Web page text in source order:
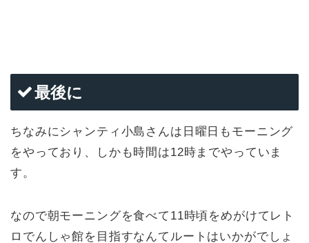
最後に
ちなみにシャンティ小島さんは日曜日もモーニング
をやっており、しかも時間は12時までやっていま
す。
なので朝モーニングを食べて11時頃をめがけてレト
ロでんしゃ館を目指すなんてルートはいかがでしょ